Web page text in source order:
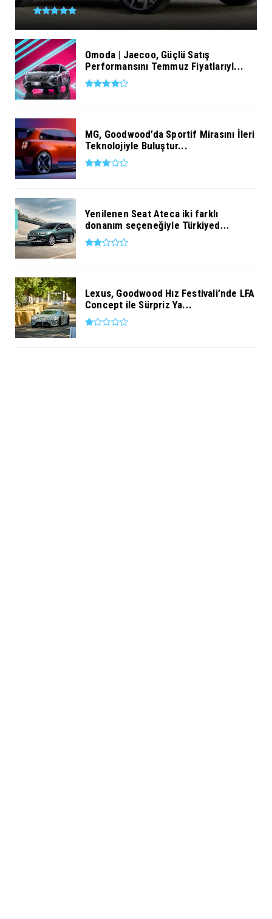
Omoda | Jaecoo, Güçlü Satış
Performansını Temmuz Fiyatlarıyl...
MG, Goodwood’da Sportif Mirasını İleri
Teknolojiyle Buluştur...
Yenilenen Seat Ateca iki farklı
donanım seçeneğiyle Türkiyed...
Lexus, Goodwood Hız Festivali’nde LFA
Concept ile Sürpriz Ya...